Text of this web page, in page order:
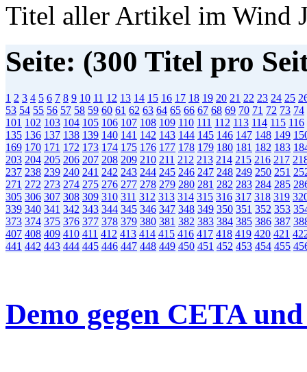
Titel aller Artikel im Wind
Seite: (300 Titel pro
1 2 3 4 5 6 7 8 9 10 11 12 13 14 15 16 17 18 19 20 21 22 23 24 25
53 54 55 56 57 58 59 60 61 62 63 64 65 66 67 68 69 70 71 72 73 74
101 102 103 104 105 106 107 108 109 110 111 112 113 114 115 116
135 136 137 138 139 140 141 142 143 144 145 146 147 148 149
169 170 171 172 173 174 175 176 177 178 179 180 181 182 183
203 204 205 206 207 208 209 210 211 212 213 214 215 216 217
237 238 239 240 241 242 243 244 245 246 247 248 249 250 251
271 272 273 274 275 276 277 278 279 280 281 282 283 284 285
305 306 307 308 309 310 311 312 313 314 315 316 317 318 319
339 340 341 342 343 344 345 346 347 348 349 350 351 352 353
373 374 375 376 377 378 379 380 381 382 383 384 385 386 387
407 408 409 410 411 412 413 414 415 416 417 418 419 420 421
441 442 443 444 445 446 447 448 449 450 451 452 453 454 455
Demo gegen CETA